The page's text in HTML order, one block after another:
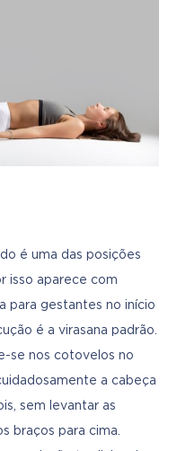
é uma das posições
isso aparece com
para gestantes no início
é a virasana padrão.
se nos cotovelos no
a cabeça
sem levantar as
braços para cima.